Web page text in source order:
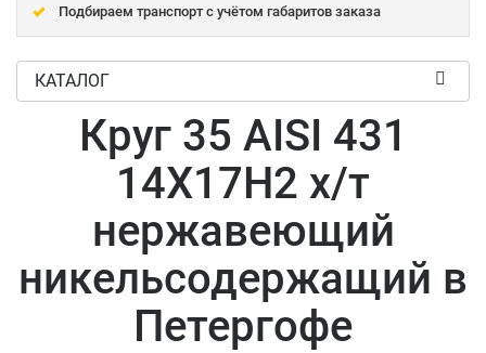
Подбираем транспорт с учётом габаритов заказа
КАТАЛОГ
Круг 35 AISI 431
14Х17Н2 х/т
нержавеющий
никельсодержащий в
Петергофе